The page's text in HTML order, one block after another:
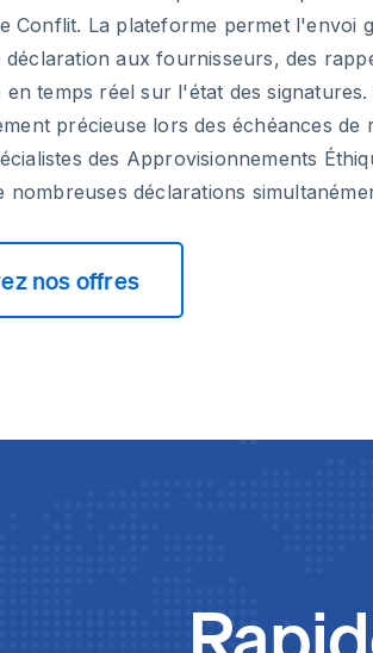
Conflit. La plateforme permet l'envoi
aux fournisseurs, des
en temps réel sur l'état des signatures.
précieuse lors des échéances de
des Approvisionnements
nombreuses déclarations
nos offres